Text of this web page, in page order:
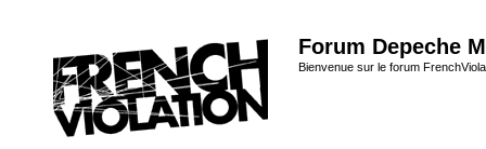
Forum Depeche
Bienvenue sur le forum